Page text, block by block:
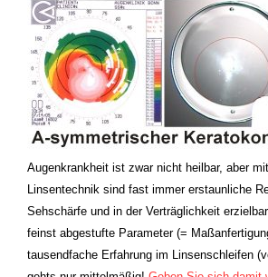
Augenkrankheit ist zwar nicht heilbar, aber
Linsentechnik sind fast immer erstaunliche
Sehschärfe und in der Verträglichkeit
feinst abgestufte Parameter (=
tausendfache Erfahrung im Linsenschleifen